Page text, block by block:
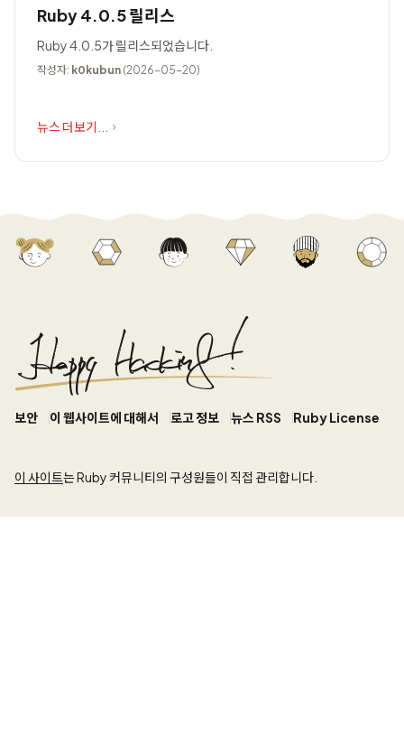
Ruby 4.0.5 릴리스
Ruby 4.0.5가 릴리스되었습니다.
작성자: k0kubun (2026-05-20)
뉴스 더보기...
보안 이 웹사이트에 대해서 로고 정보 뉴스 RSS Ruby License
이 사이트는 Ruby 커뮤니티의 구성원들이 직접 관리합니다.